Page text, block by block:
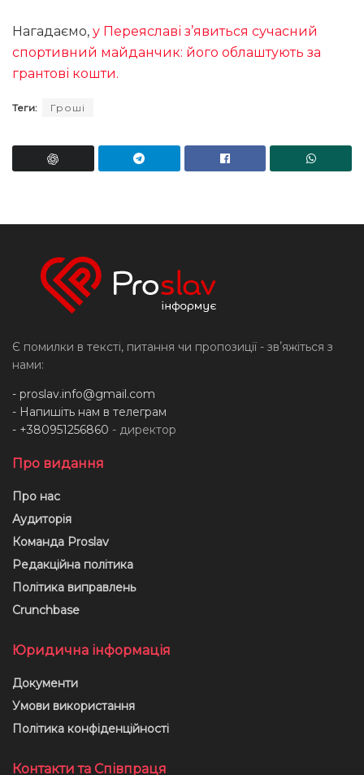
Нагадаємо, у Переяславі з’явиться сучасний
спортивний майданчик: його облаштують за
грантові кошти.
Теги: Гроші
Є помилки в тексті, питання чи пропозиції - звʼяжіться з
нами:
- proslav.info@gmail.com
- Напишіть нам в телеграм
- +380951256860 - директор
Про видання
Про нас
Аудиторія
Команда Proslav
Редакційна політика
Політика виправлень
Crunchbase
Юридична інформація
Документи
Умови використання
Політика конфіденційності
Контакти та Співпраця